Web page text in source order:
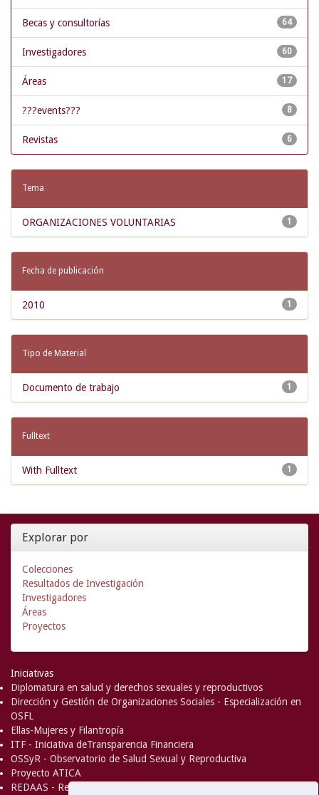
64
Becas y consultorías
60
Investigadores
17
Áreas
8
???events???
6
Revistas
Tema
1
ORGANIZACIONES VOLUNTARIAS
Fecha de publicación
1
2010
Tipo de Material
1
Documento de trabajo
Fulltext
1
With Fulltext
Explorar por
Colecciones
Resultados de Investigación
Investigadores
Áreas
Proyectos
Iniciativas
Diplomatura en salud y derechos sexuales y reproductivos
Dirección y Gestión de Organizaciones Sociales - Especialización en
OSFL
Ellas-Mujeres y Filantropía
ITF - Iniciativa deTransparencia Financiera
OSSyR - Observatorio de Salud Sexual y Reproductiva
Proyecto ATICA
REDAAS - Red de Acceso al Aborto Seguro